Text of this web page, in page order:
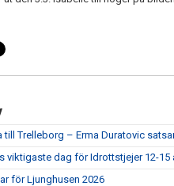
till Trelleborg – Erma Duratovic
viktigaste dag för Idrottstjejer 12-15
för Ljunghusen 2026